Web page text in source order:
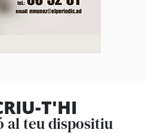
T'HI
al teu dispositiu